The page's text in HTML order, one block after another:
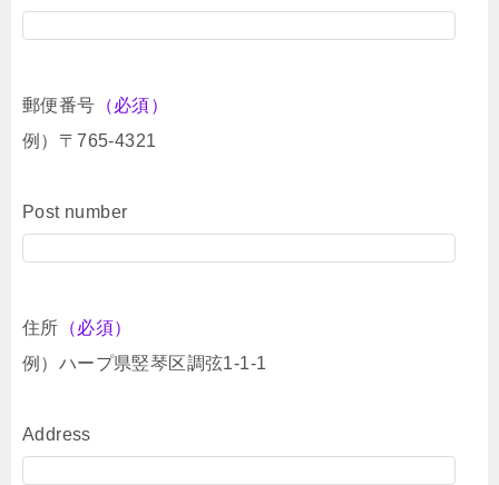
郵便番号 （必須）
例）〒765-4321
Post number
住所 （必須）
例）ハープ県竪琴区調弦1-1-1
Address